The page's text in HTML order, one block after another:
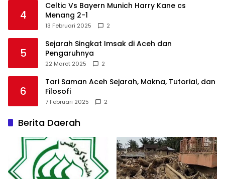
4
Celtic Vs Bayern Munich Harry Kane cs
Menang 2-1
13 Februari 2025 2
5
Sejarah Singkat Imsak di Aceh dan
Pengaruhnya
22 Maret 2025 2
6
Tari Saman Aceh Sejarah, Makna, Tutorial, dan
Filosofi
7 Februari 2025 2
Berita Daerah